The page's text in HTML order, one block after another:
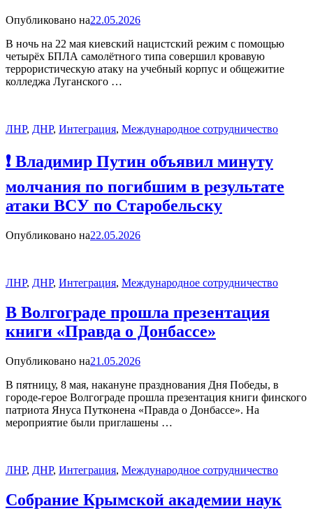
Опубликовано на22.05.2026
В ночь на 22 мая киевский нацистский режим с помощью
четырёх БПЛА самолётного типа совершил кровавую
террористическую атаку на учебный корпус и общежитие
колледжа Луганского …
ЛНР, ДНР, Интеграция, Международное сотрудничество
❗️ Владимир Путин объявил минуту
молчания по погибшим в результате
атаки ВСУ по Старобельску
Опубликовано на22.05.2026
ЛНР, ДНР, Интеграция, Международное сотрудничество
В Волгограде прошла презентация
книги «Правда о Донбассе»
Опубликовано на21.05.2026
В пятницу, 8 мая, накануне празднования Дня Победы, в
городе-герое Волгограде прошла презентация книги финского
патриота Януса Путконена «Правда о Донбассе». На
мероприятие были приглашены …
ЛНР, ДНР, Интеграция, Международное сотрудничество
Собрание Крымской академии наук